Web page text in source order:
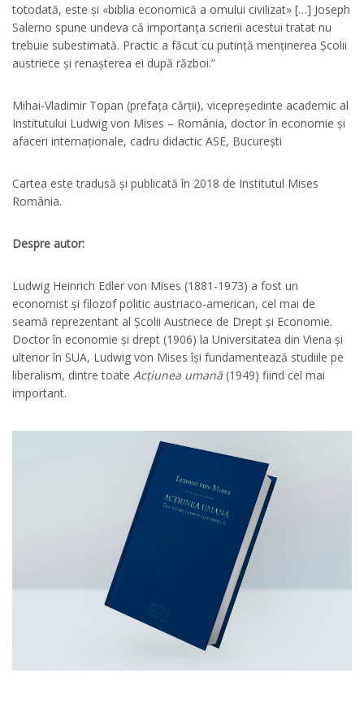
totodată, este și «biblia economică a omului civilizat» […] Joseph
Salerno spune undeva că importanța scrierii acestui tratat nu
trebuie subestimată. Practic a făcut cu putință menținerea Școlii
austriece și renașterea ei după război.”
Mihai-Vladimir Topan (prefața cărții), vicepreședinte academic al
Institutului Ludwig von Mises – România, doctor în economie și
afaceri internaționale, cadru didactic ASE, București
Cartea este tradusă și publicată în 2018 de Institutul Mises
România.
Despre autor:
Ludwig Heinrich Edler von Mises (1881-1973) a fost un
economist și filozof politic austriaco-american, cel mai de
seamă reprezentant al Școlii Austriece de Drept și Economie.
Doctor în economie și drept (1906) la Universitatea din Viena și
ulterior în SUA, Ludwig von Mises își fundamentează studiile pe
liberalism, dintre toate Acțiunea umană(1949) fiind cel mai
important.